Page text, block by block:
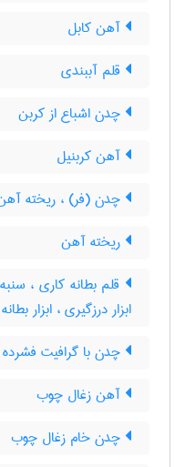
آهن کابل
قلم آببندی
چدن اشباع از کربن
آهن کربنیل
چدن (فر) ، ریخته
ریخته آهن
قلم بطانه کاری ،
ابزار درزگیری ، ابزار
چدن با گرافیت فشرده
آهن زغال چوب
چدن خام زغال چوب